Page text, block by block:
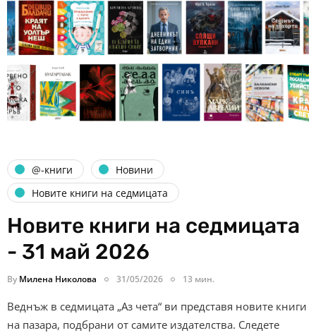
@-книги
Новини
Новите книги на седмицата
Новите книги на седмицата
- 31 май 2026
By Милена Николова 31/05/2026 13 мин.
Веднъж в седмицата „Аз чета“ ви представя новите книги
на пазара, подбрани от самите издателства. Следете